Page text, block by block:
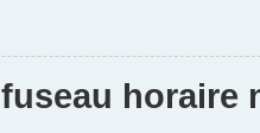
horaire